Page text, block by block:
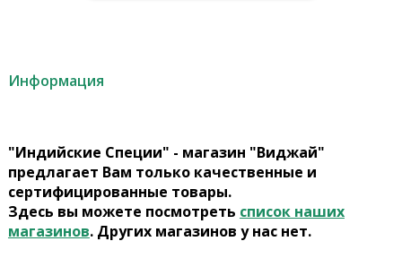
Информация
"Индийские Специи" - магазин "Виджай"
предлагает Вам только качественные и
сертифицированные товары.
Здесь вы можете посмотреть список наших
магазинов. Других магазинов у нас нет.